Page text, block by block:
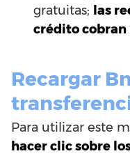
gratuitas; las
crédito cobran
Recargar
Para utilizar este
hacer clic sobre